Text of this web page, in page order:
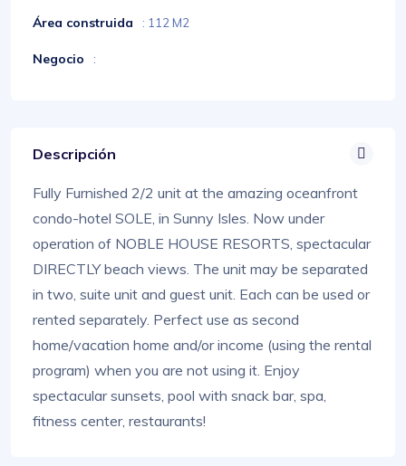
Área construida : 112 M2
Negocio :
Descripción
Fully Furnished 2/2 unit at the amazing oceanfront
condo-hotel SOLE, in Sunny Isles. Now under
operation of NOBLE HOUSE RESORTS, spectacular
DIRECTLY beach views. The unit may be separated
in two, suite unit and guest unit. Each can be used or
rented separately. Perfect use as second
home/vacation home and/or income (using the rental
program) when you are not using it. Enjoy
spectacular sunsets, pool with snack bar, spa,
fitness center, restaurants!